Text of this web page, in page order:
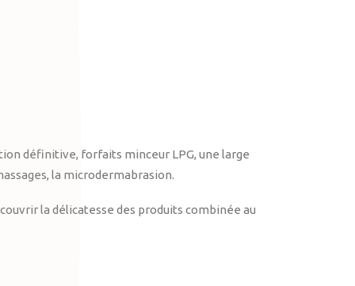
définitive, forfaits minceur LPG, une large
la microdermabrasion.
la délicatesse des produits combinée au